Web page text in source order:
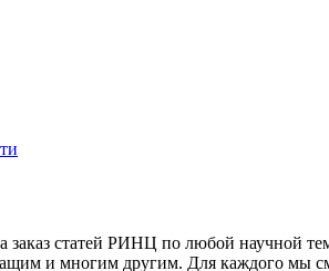
статей РИНЦ по любой научной
и многим другим. Для каждого мы